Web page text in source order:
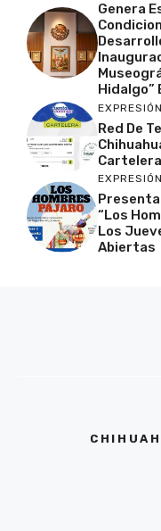
Genera
Hidalgo”
EXPRESIÓN
Red De
EXPRESIÓN
“Los
Los
Abiertas